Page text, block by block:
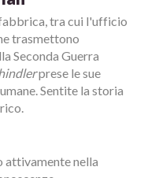
tra cui l'ufficio
trasmettono
Seconda Guerra
prese le sue
Sentite la storia
attivamente nella